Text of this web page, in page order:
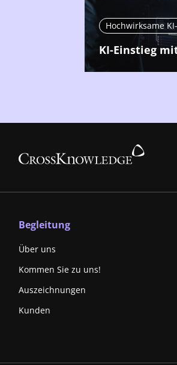
KI-Einstieg
Begleitung
Über uns
Kommen Sie zu uns!
Auszeichnungen
Kunden